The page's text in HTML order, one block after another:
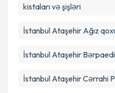
kistaları və şişləri
İstanbul Ataşehir Ağız
İstanbul Ataşehir
İstanbul Ataşehir Cərrahi